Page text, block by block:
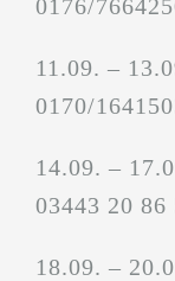
0176/
11.09. –
0170/
14.09. –
03443 20 86
18.09. –